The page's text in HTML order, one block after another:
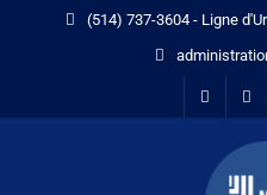
(514) 737-3604 - Ligne